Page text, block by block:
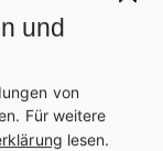
inkl.
und
von
Für weitere
lesen.